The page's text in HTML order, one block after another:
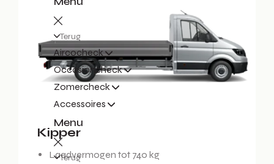
Terug
Aircocheck
Occasioncheck
Zomercheck
Accessoires
Menu
Terug
Kipper
Laadvermogen tot 740 kg